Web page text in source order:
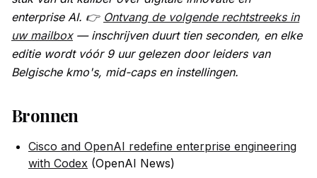
enterprise AI. 👉 Ontvang de volgende rechtstreeks in
uw mailbox— inschrijven duurt tien seconden, en elke
editie wordt vóór 9 uur gelezen door leiders van
Belgische kmo's, mid-caps en instellingen.
Bronnen
Cisco and OpenAI redefine enterprise engineering
with Codex (OpenAI News)